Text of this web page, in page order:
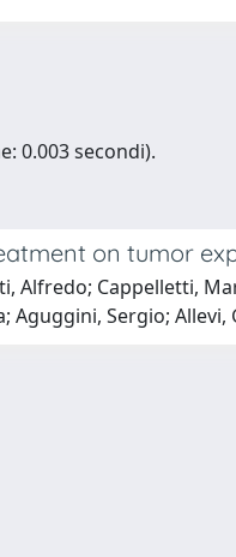
0.003 secondi).
on tumor
Alfredo; Cappelletti,
Aguggini, Sergio;